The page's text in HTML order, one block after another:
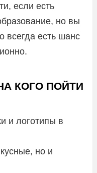
если есть
но вы
всегда есть шанс
КОГО ПОЙТИ
и логотипы в
но и